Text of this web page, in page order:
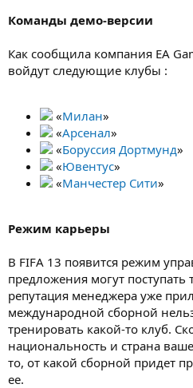
Команды демо-версии
Как сообщила компания EA
войдут следующие клубы :
«Милан»
«Арсенал»
«Боруссия Дортмунд»
«Ювентус»
«Манчестер Сити»
Режим карьеры
В FIFA 13 появится режим
предложения могут поступать
репутация менеджера уже
международной сборной
тренировать какой-то клуб.
национальность и страна
то, от какой сборной придет
ее.